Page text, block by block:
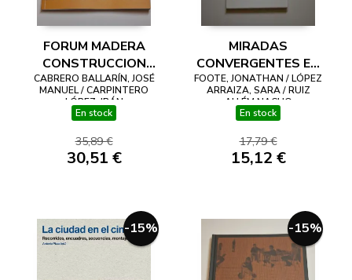
FORUM MADERA
CONSTRUCCION
ESPAÑA. 3º FÓRUM
INTERNACIONAL DE
CONSTRUCCION
JUNIO 2023.
PAMPLONA
CABRERO BALLARÍN, JOSÉ
MANUEL / CARPINTERO
LÓPEZ, IBÁN
En stock
35,89 €
30,51 €
MIRADAS
CONVERGENTES EN
TORNO A LA
ARQUITECTURA
NÓRDICA
FOOTE, JONATHAN / LÓPEZ
ARRAIZA, SARA / RUIZ
ALLÉM NACHO
En stock
17,79 €
15,12 €
-15% -15%